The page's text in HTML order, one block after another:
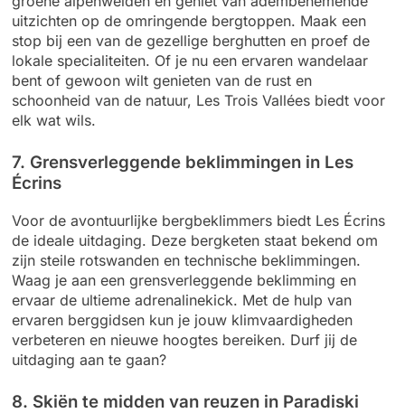
uitzichten op de omringende bergtoppen. Maak een
stop bij een van de gezellige berghutten en proef de
lokale specialiteiten. Of je nu een ervaren wandelaar
bent of gewoon wilt genieten van de rust en
schoonheid van de natuur, Les Trois Vallées biedt voor
elk wat wils.
7. Grensverleggende beklimmingen in Les
Écrins
Voor de avontuurlijke bergbeklimmers biedt Les Écrins
de ideale uitdaging. Deze bergketen staat bekend om
zijn steile rotswanden en technische beklimmingen.
Waag je aan een grensverleggende beklimming en
ervaar de ultieme adrenalinekick. Met de hulp van
ervaren berggidsen kun je jouw klimvaardigheden
verbeteren en nieuwe hoogtes bereiken. Durf jij de
uitdaging aan te gaan?
8. Skiën te midden van reuzen in Paradiski